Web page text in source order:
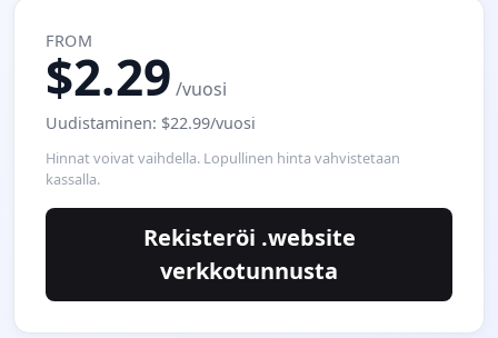
FROM
$2.29 /vuosi
Uudistaminen: $22.99/vuosi
Hinnat voivat vaihdella. Lopullinen hinta vahvistetaan
kassalla.
Rekisteröi .website
verkkotunnusta